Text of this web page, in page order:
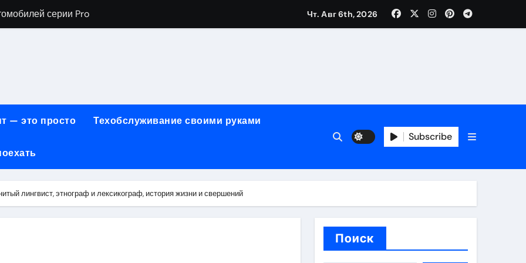
серии Pro
сервиса, наращивания ресниц и депиляции
огнезащиты металла: нанесение при -15°C внутри помещений и под навесом
по безопасности, производительности и типам доступа
и японских грузовых автомобилей
Чт. Авг 6th, 2026
— это просто Техобслуживание своими руками
Subscribe
лингвист, этнограф и лексикограф, история жизни и свершений
Поиск